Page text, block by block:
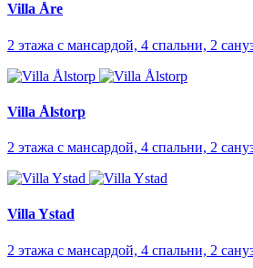
Villa Åre
2 этажа с мансардой, 4 спальни, 2
Villa Ålstorp
2 этажа с мансардой, 4 спальни, 2
Villa Ystad
2 этажа с мансардой, 4 спальни, 2